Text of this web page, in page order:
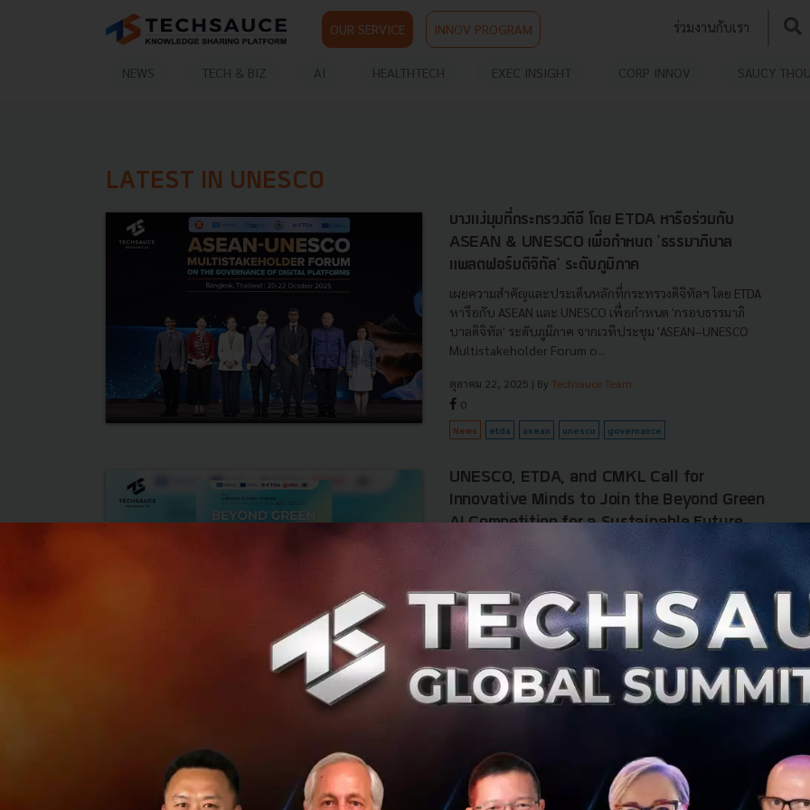
OUR SERVICE INNOV PROGRAM ร่วมงานกับเรา
NEWS TECH & BIZ AI HEALTHTECH EXEC INSIGHT CORP INNOV SAUCY
LATEST IN UNESCO
บางแง่มุมที่กระทรวงดีอี โดย ETDA หารือร่วมกับ
ASEAN & UNESCO เพื่อกำหนด 'ธรรมาภิบาล
แพลตฟอร์มดิจิทัล' ระดับภูมิภาค
เผยความสำคัญและประเด็นหลักที่กระทรวงดิจิทัลฯ โดย ETDA
หารือกับ ASEAN และ UNESCO เพื่อกำหนด 'กรอบธรรมาภิ
บาลดิจิทัล' ระดับภูมิภาค จากเวทีประชุม 'ASEAN–UNESCO
Multistakeholder Forum o...
ตุลาคม 22, 2025 | By Techsauce Team
0
News etda asean unesco governance
UNESCO, ETDA, and CMKL Call for
Innovative Minds to Join the Beyond Green
AI Competition for a Sustainable Future
present the Beyond Green AI for a Thriving Future Pitch
Competition 2025!...
March 31, 2025| ByTechsauce Team
News etda cmkl unesco beyond-green-ai
เชิญชวนประลองไอเดียในการแข่งขัน Beyond Green
AI กับภารกิจรักษ์โลก